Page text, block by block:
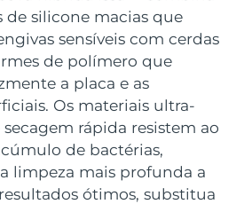
de silicone macias que
sensíveis com cerdas
de polímero que
a placa e as
Os materiais ultra-
rápida resistem ao
de bactérias,
limpeza mais profunda a
ótimos, substitua